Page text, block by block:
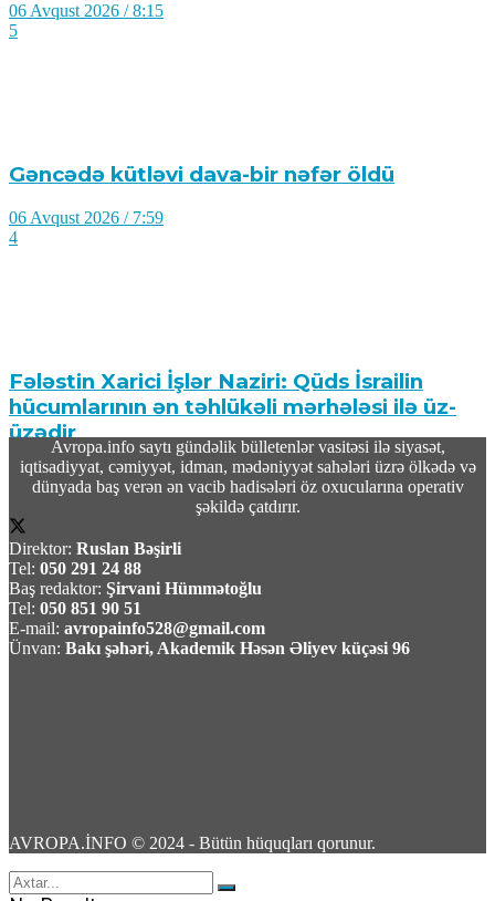
06 Avqust 2026 / 8:15
5
Gəncədə kütləvi dava-bir nəfər öldü
06 Avqust 2026 / 7:59
4
Fələstin Xarici İşlər Naziri: Qüds İsrailin
hücumlarının ən təhlükəli mərhələsi ilə üz-
üzədir
05 Avqust 2026 / 18:42
İsrail əsgərləri Hizbullahı Livanın cənubunda
atəşkəsi pozmaqda ittiham edib
Deputat Taron Çaxoyan:Qarabağ məsələsi
qapanıb
Avropa.info saytı gündəlik bülletenlər vasitəsi ilə siyasət,
iqtisadiyyat, cəmiyyət, idman, mədəniyyət sahələri üzrə ölkədə və
dünyada baş verən ən vacib hadisələri öz oxucularına operativ
şəkildə çatdırır.
Direktor: Ruslan Bəşirli
Tel: 050 291 24 88
Baş redaktor: Şirvani Hümmətoğlu
Tel: 050 851 90 51
E-mail: avropainfo528@gmail.com
Ünvan: Bakı şəhəri, Akademik Həsən Əliyev küçəsi 96
AVROPA.İNFO © 2024 - Bütün hüquqları qorunur.